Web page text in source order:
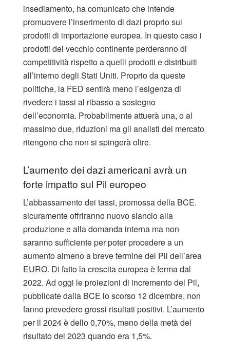
insediamento, ha comunicato che intende
promuovere l’inserimento di dazi proprio sui
prodotti di importazione europea. In questo caso i
prodotti del vecchio continente perderanno di
competitività rispetto a quelli prodotti e distribuiti
all’interno degli Stati Uniti. Proprio da queste
politiche, la FED sentirà meno l’esigenza di
rivedere i tassi al ribasso a sostegno
dell’economia. Probabilmente attuerà una, o al
massimo due, riduzioni ma gli analisti del mercato
ritengono che non si spingerà oltre.
L’aumento dei dazi americani avrà un
forte impatto sul Pil europeo
L’abbassamento dei tassi, promossa della BCE.
sicuramente offriranno nuovo slancio alla
produzione e alla domanda interna ma non
saranno sufficiente per poter procedere a un
aumento almeno a breve termine del Pil dell’area
EURO. Di fatto la crescita europea è ferma dal
2022. Ad oggi le proiezioni di incremento del Pil,
pubblicate dalla BCE lo scorso 12 dicembre, non
fanno prevedere grossi risultati positivi. L’aumento
per il 2024 è dello 0,70%, meno della metà del
risultato del 2023 quando era 1,5%.